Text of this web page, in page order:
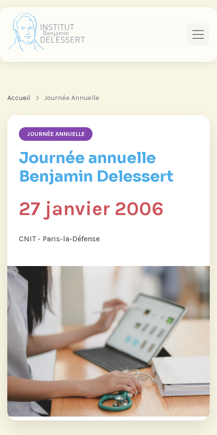
Accueil Journée Annuelle
JOURNÉE ANNUELLE
Journée annuelle
Benjamin Delessert
27 janvier 2006
CNIT - Paris-la-Défense